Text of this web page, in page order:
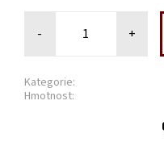
- +
Kategorie:
Hmotnost: